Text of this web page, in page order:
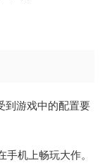
到游戏中的配置要
机上畅玩大作。